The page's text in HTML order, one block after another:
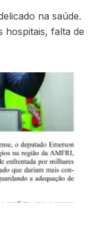
na saúde.
hospitais, falta de